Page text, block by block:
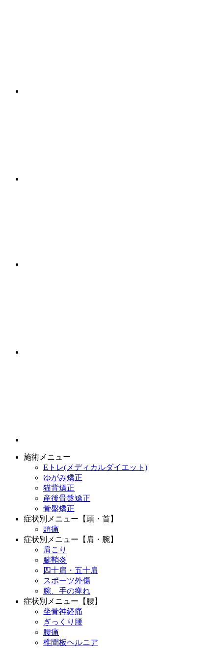
施術メニュー
Eトレ(メディカルダイエット)
ゆがみ矯正
猫背矯正
産後骨盤矯正
骨盤矯正
症状別メニュー【頭・首】
頭痛
症状別メニュー【肩・腕】
肩こり
腱鞘炎
四十肩・五十肩
スポーツ外傷
腕、手の痺れ
症状別メニュー【腰】
坐骨神経痛
ぎっくり腰
腰痛
椎間板ヘルニア